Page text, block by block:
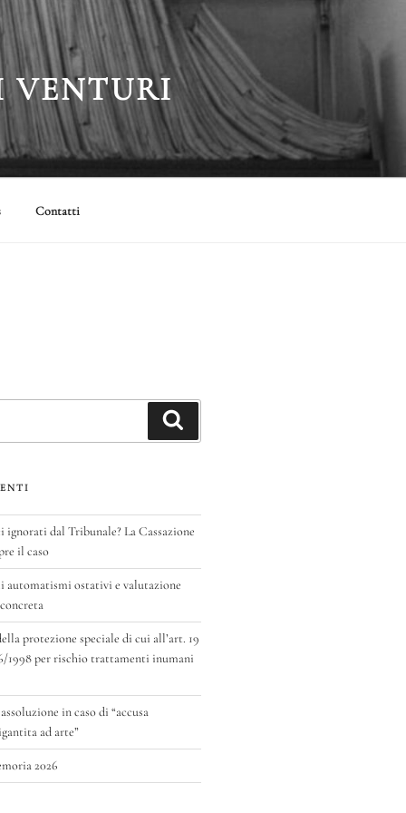
VENTURI
Contatti
dal Tribunale? La Cassazione
il caso
automatismi ostativi e valutazione
protezione speciale di cui all’art. 19
1998 per rischio trattamenti inumani
in caso di “accusa
ad arte”
2026